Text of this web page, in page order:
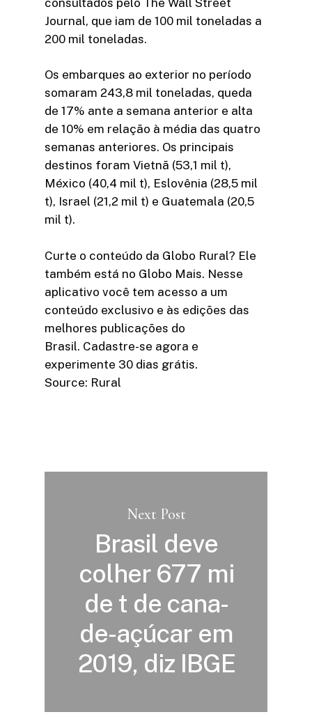
Journal, que iam de 100 mil toneladas a
200 mil toneladas.
Os embarques ao exterior no período
somaram 243,8 mil toneladas, queda
de 17% ante a semana anterior e alta
de 10% em relação à média das quatro
semanas anteriores. Os principais
destinos foram Vietnã (53,1 mil t),
México (40,4 mil t), Eslovênia (28,5 mil
t), Israel (21,2 mil t) e Guatemala (20,5
mil t).
Curte o conteúdo da Globo Rural? Ele
também está no Globo Mais. Nesse
aplicativo você tem acesso a um
conteúdo exclusivo e às edições das
melhores publicações do
Brasil. Cadastre-se agora e
experimente 30 dias grátis.
Source: Rural
Next Post
Brasil deve
colher 677 mi
de t de cana-
de-açúcar em
2019, diz IBGE